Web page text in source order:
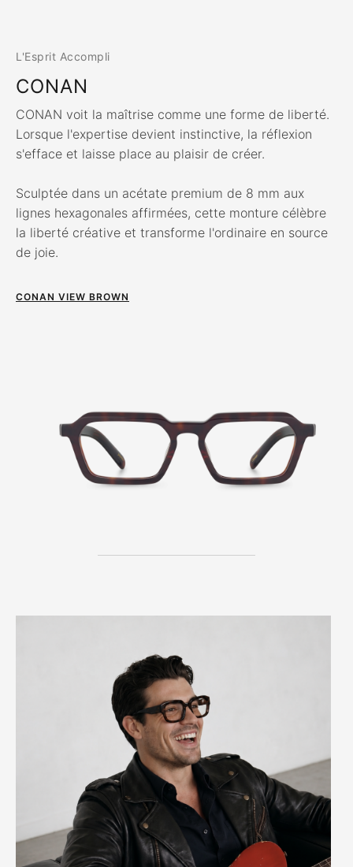
L'Esprit Accompli
CONAN
CONAN voit la maîtrise comme une forme de liberté.
Lorsque l'expertise devient instinctive, la réflexion
s'efface et laisse place au plaisir de créer.
Sculptée dans un acétate premium de 8 mm aux
lignes hexagonales affirmées, cette monture célèbre
la liberté créative et transforme l'ordinaire en source
de joie.
CONAN VIEW BROWN